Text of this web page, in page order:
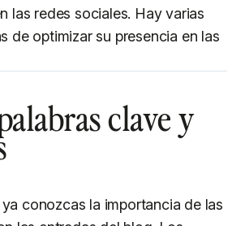
las redes sociales. Hay varias
de optimizar su presencia en las
clave y
conozcas la importancia de las